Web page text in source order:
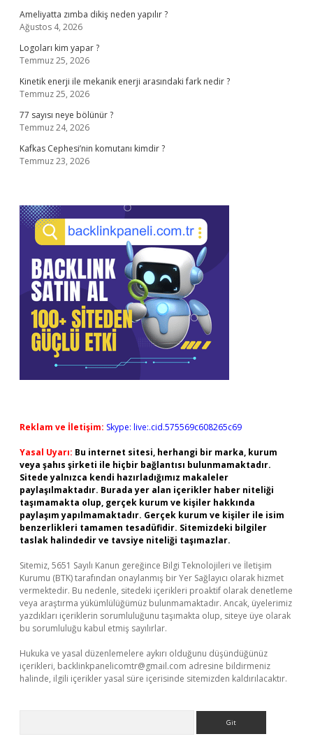
Ameliyatta zımba dikiş neden yapılır ?
Ağustos 4, 2026
Logoları kim yapar ?
Temmuz 25, 2026
Kinetik enerji ile mekanik enerji arasındaki fark nedir ?
Temmuz 25, 2026
77 sayısı neye bölünür ?
Temmuz 24, 2026
Kafkas Cephesi’nin komutanı kimdir ?
Temmuz 23, 2026
Reklam ve İletişim: Skype: live:.cid.575569c608265c69
Yasal Uyarı: Bu internet sitesi, herhangi bir marka, kurum
veya şahıs şirketi ile hiçbir bağlantısı bulunmamaktadır.
Sitede yalnızca kendi hazırladığımız makaleler
paylaşılmaktadır. Burada yer alan içerikler haber niteliği
taşımamakta olup, gerçek kurum ve kişiler hakkında
paylaşım yapılmamaktadır. Gerçek kurum ve kişiler ile isim
benzerlikleri tamamen tesadüfidir. Sitemizdeki bilgiler
taslak halindedir ve tavsiye niteliği taşımazlar.
Sitemiz, 5651 Sayılı Kanun gereğince Bilgi Teknolojileri ve İletişim
Kurumu (BTK) tarafından onaylanmış bir Yer Sağlayıcı olarak hizmet
vermektedir. Bu nedenle, sitedeki içerikleri proaktif olarak denetleme
veya araştırma yükümlülüğümüz bulunmamaktadır. Ancak, üyelerimiz
yazdıkları içeriklerin sorumluluğunu taşımakta olup, siteye üye olarak
bu sorumluluğu kabul etmiş sayılırlar.
Hukuka ve yasal düzenlemelere aykırı olduğunu düşündüğünüz
içerikleri, backlinkpanelicomtr@gmail.com adresine bildirmeniz
halinde, ilgili içerikler yasal süre içerisinde sitemizden kaldırılacaktır.